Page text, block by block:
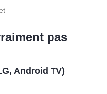
pas
Android TV)